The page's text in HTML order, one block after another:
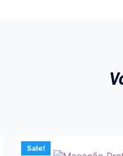
Sale!